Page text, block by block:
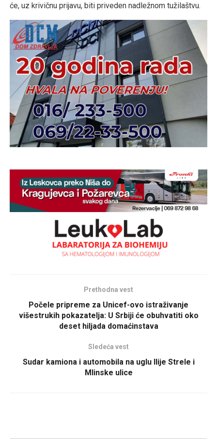
će, uz krivičnu prijavu, biti priveden nadležnom tužilaštvu.
Prethodna vest
Počele pripreme za Unicef-ovo istraživanje
višestrukih pokazatelja: U Srbiji će obuhvatiti oko
deset hiljada domaćinstava
Sledeća vest
Sudar kamiona i automobila na uglu Ilije Strele i
Mlinske ulice